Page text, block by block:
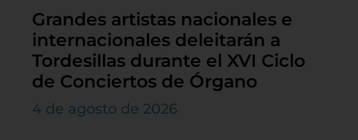
Grandes artistas nacionales e
internacionales deleitarán a
Tordesillas durante el XVI Ciclo
de Conciertos de Órgano
4 de agosto de 2026